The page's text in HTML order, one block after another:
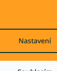
Nastavení